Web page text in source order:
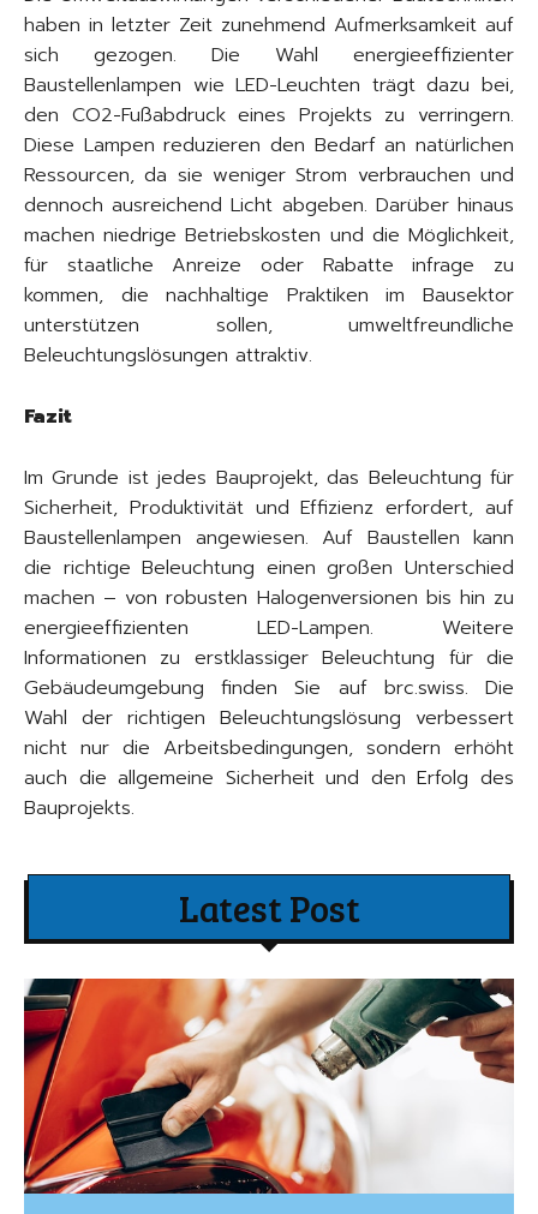
haben in letzter Zeit zunehmend Aufmerksamkeit auf
sich gezogen. Die Wahl energieeffizienter
Baustellenlampen wie LED-Leuchten trägt dazu bei,
den CO2-Fußabdruck eines Projekts zu verringern.
Diese Lampen reduzieren den Bedarf an natürlichen
Ressourcen, da sie weniger Strom verbrauchen und
dennoch ausreichend Licht abgeben. Darüber hinaus
machen niedrige Betriebskosten und die Möglichkeit,
für staatliche Anreize oder Rabatte infrage zu
kommen, die nachhaltige Praktiken im Bausektor
unterstützen sollen, umweltfreundliche
Beleuchtungslösungen attraktiv.
Fazit
Im Grunde ist jedes Bauprojekt, das Beleuchtung für
Sicherheit, Produktivität und Effizienz erfordert, auf
Baustellenlampen angewiesen. Auf Baustellen kann
die richtige Beleuchtung einen großen Unterschied
machen – von robusten Halogenversionen bis hin zu
energieeffizienten LED-Lampen. Weitere
Informationen zu erstklassiger Beleuchtung für die
Gebäudeumgebung finden Sie auf brc.swiss. Die
Wahl der richtigen Beleuchtungslösung verbessert
nicht nur die Arbeitsbedingungen, sondern erhöht
auch die allgemeine Sicherheit und den Erfolg des
Bauprojekts.
Latest Post